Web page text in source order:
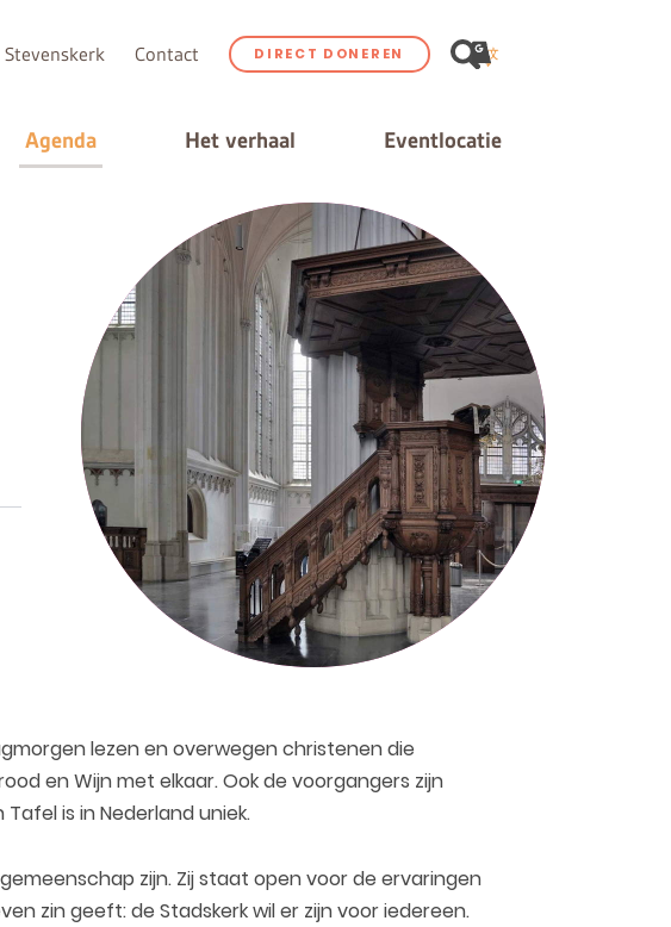
Contact DIRECT DONEREN
Agenda Het verhaal Eventlocatie
lezen en overwegen christenen die
en Wijn met elkaar. Ook de voorgangers zijn
is in Nederland uniek.
zijn. Zij staat open voor de ervaringen
zin geeft: de Stadskerk wil er zijn voor iedereen.